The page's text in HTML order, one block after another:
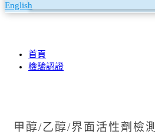
English
首頁
檢驗認證
甲醇/乙醇/界面活性劑檢測